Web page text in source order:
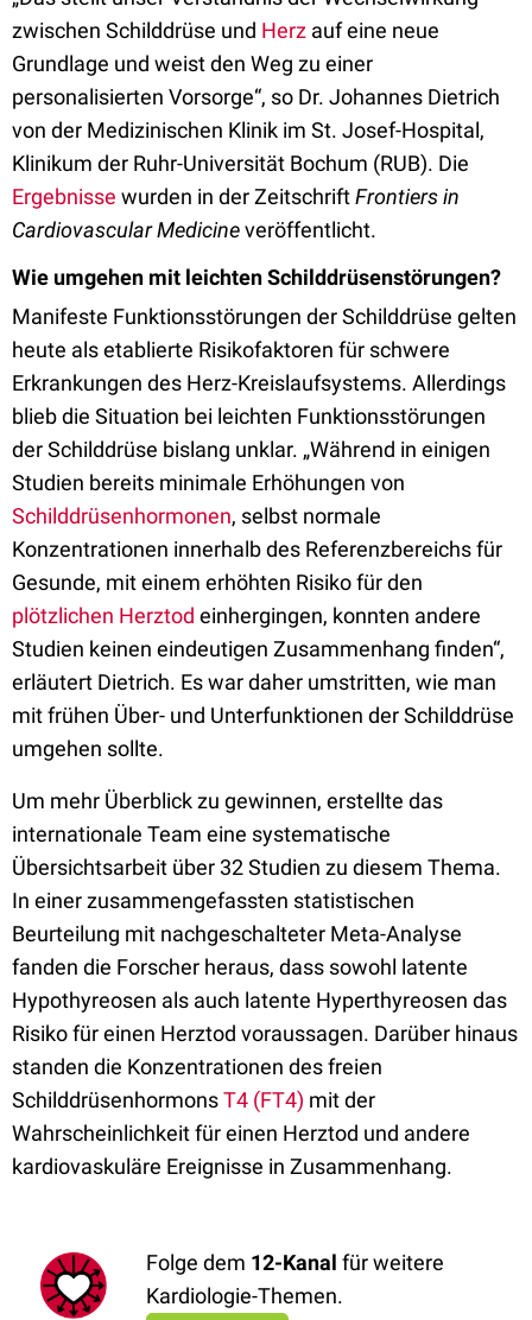
zwischen Schilddrüse und Herz auf eine neue
Grundlage und weist den Weg zu einer
personalisierten Vorsorge“, so Dr. Johannes Dietrich
von der Medizinischen Klinik im St. Josef-Hospital,
Klinikum der Ruhr-Universität Bochum (RUB). Die
Ergebnisse wurden in der ZeitschriftFrontiers in
Cardiovascular Medicineveröffentlicht.
Wie umgehen mit leichten Schilddrüsenstörungen?
Manifeste Funktionsstörungen der Schilddrüse gelten
heute als etablierte Risikofaktoren für schwere
Erkrankungen des Herz-Kreislaufsystems. Allerdings
blieb die Situation bei leichten Funktionsstörungen
der Schilddrüse bislang unklar. „Während in einigen
Studien bereits minimale Erhöhungen von
Schilddrüsenhormonen, selbst normale
Konzentrationen innerhalb des Referenzbereichs für
Gesunde, mit einem erhöhten Risiko für den
plötzlichen Herztod einhergingen, konnten andere
Studien keinen eindeutigen Zusammenhang finden“,
erläutert Dietrich. Es war daher umstritten, wie man
mit frühen Über- und Unterfunktionen der Schilddrüse
umgehen sollte.
Um mehr Überblick zu gewinnen, erstellte das
internationale Team eine systematische
Übersichtsarbeit über 32 Studien zu diesem Thema.
In einer zusammengefassten statistischen
Beurteilung mit nachgeschalteter Meta-Analyse
fanden die Forscher heraus, dass sowohl latente
Hypothyreosen als auch latente Hyperthyreosen das
Risiko für einen Herztod voraussagen. Darüber hinaus
standen die Konzentrationen des freien
SchilddrüsenhormonsT4 (FT4) mit der
Wahrscheinlichkeit für einen Herztod und andere
kardiovaskuläre Ereignisse in Zusammenhang.
Folge dem 12-Kanal für weitere
Kardiologie-Themen.